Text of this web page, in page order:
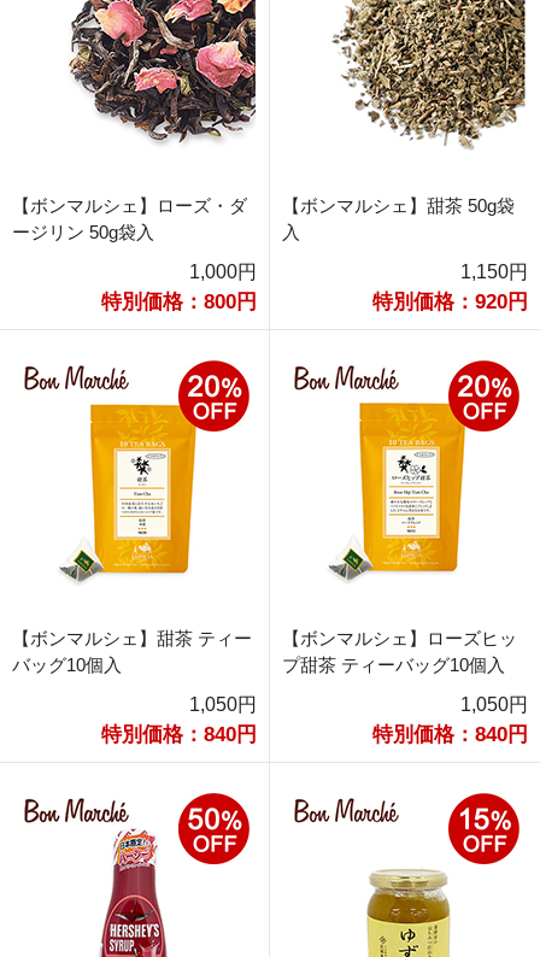
【ボンマルシェ】ローズ・ダ
ージリン 50g袋入
1,000円
特別価格：800円
【ボンマルシェ】甜茶 50g袋
入
1,150円
特別価格：920円
【ボンマルシェ】甜茶 ティー
バッグ10個入
1,050円
特別価格：840円
【ボンマルシェ】ローズヒッ
プ甜茶 ティーバッグ10個入
1,050円
特別価格：840円